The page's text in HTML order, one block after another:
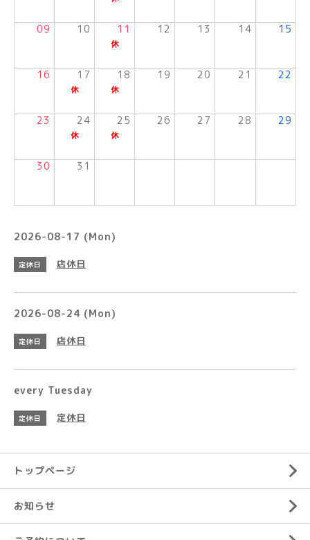
09 10 11 12 13 14 15
16 17 18 19 20 21 22
23 24 25 26 27 28 29
30 31
2026-08-17 (Mon)
定休日 店休日
2026-08-24 (Mon)
定休日 店休日
every Tuesday
定休日 定休日
トップページ
お知らせ